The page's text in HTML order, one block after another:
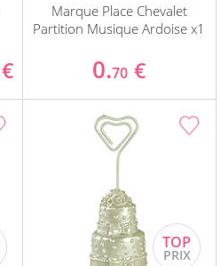
€
Marque Place Chevalet
Partition Musique Ardoise x1
0.70 €